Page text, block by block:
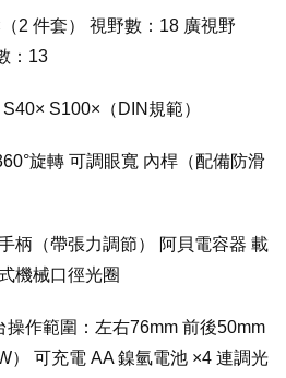
2 件套） 視野數：18 廣視野
：13
S100×（DIN規範）
旋轉 可調眼寬 內桿（配備防滑
柄（帶張力調節） 阿貝電容器 載
機械口徑光圈
操作範圍：左右76mm 前後50mm
） 可充電 AA 鎳氫電池 ×4 連調光